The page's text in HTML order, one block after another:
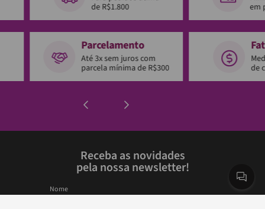
de R$1.800
Parcelamento
Até 3x sem juros com
parcela mínima de R$300
em
de
Receba as novidades
pela nossa newsletter!
Nome